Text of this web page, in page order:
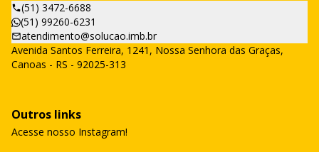
(51) 3472-6688
(51) 99260-6231
atendimento@solucao.imb.br
Avenida Santos Ferreira, 1241, Nossa Senhora das Graças,
Canoas - RS - 92025-313
Outros links
Acesse nosso Instagram!